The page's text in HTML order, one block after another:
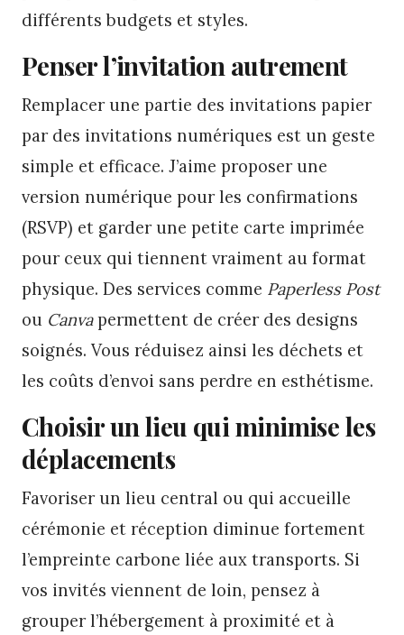
différents budgets et styles.
Penser l’invitation autrement
Remplacer une partie des invitations papier
par des invitations numériques est un geste
simple et efficace. J’aime proposer une
version numérique pour les confirmations
(RSVP) et garder une petite carte imprimée
pour ceux qui tiennent vraiment au format
physique. Des services comme Paperless Post
ou Canvapermettent de créer des designs
soignés. Vous réduisez ainsi les déchets et
les coûts d’envoi sans perdre en esthétisme.
Choisir un lieu qui minimise les
déplacements
Favoriser un lieu central ou qui accueille
cérémonie et réception diminue fortement
l’empreinte carbone liée aux transports. Si
vos invités viennent de loin, pensez à
grouper l’hébergement à proximité et à